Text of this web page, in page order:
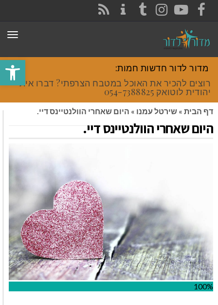
פתח
FACEBOOK
YOUTUBE
INSTAGRAM
TUMBLR
מדור לדור חדשות חמות:
רוצים להכיר את האוכל במטבח הצרפתי? דברו איתי
יהודית לוטואק 054-7388825.
דף הבית » שירטל עמנו » היום שאחרי הוולנטיינס דיי.
היום שאחרי הוולנטיינס דיי.
100%